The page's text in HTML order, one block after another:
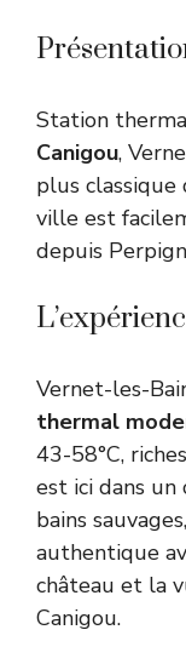
Station
Canigou,
plus classique
ville est
depuis
Vernet-les-
thermal
43-58°C,
est ici dans
bains
authentique
château et la
Canigou.